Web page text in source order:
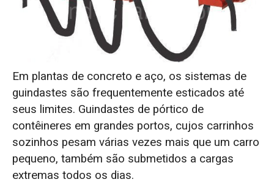
Em plantas de concreto e aço, os sistemas de
guindastes são frequentemente esticados até
seus limites. Guindastes de pórtico de
contêineres em grandes portos, cujos carrinhos
sozinhos pesam várias vezes mais que um carro
pequeno, também são submetidos a cargas
extremas todos os dias.